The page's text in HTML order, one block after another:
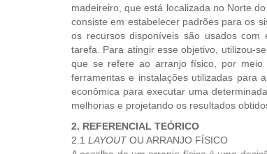
madeireiro, que está localizada no Norte
consiste em estabelecer padrões para os
os recursos disponíveis são usados
tarefa. Para atingir esse objetivo, utilizou-
que se refere ao arranjo físico, por meio
ferramentas e instalações utilizadas para
econômica para executar uma
melhorias e projetando os resultados
2. REFERENCIAL TEÓRICO
2.1 LAYOUTOU ARRANJO FÍSICO